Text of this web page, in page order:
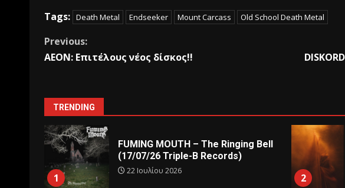
Tags: Death Metal Endseeker Mount Carcass Old School Death Metal
Previous:
AEON: Επιτέλους νέος δίσκος!!
TRENDING
1
FUMING MOUTH – The Ringing Bell
(17/07/26 Triple-B Records)
22 Ιουλίου 2026
2